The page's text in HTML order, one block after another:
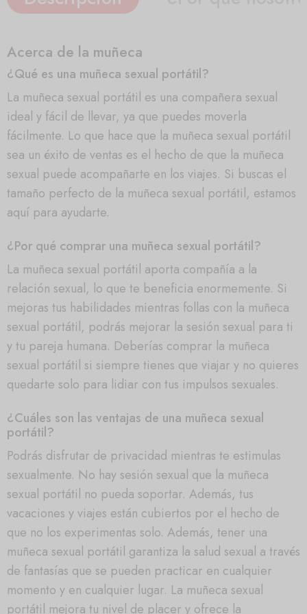
Acerca de la muñeca
¿Qué es una muñeca sexual portátil?
La muñeca sexual portátil es una compañera sexual
ideal y fácil de llevar, ya que puedes moverla
fácilmente. Lo que hace que la muñeca sexual portátil
sea un éxito de ventas es el hecho de que la muñeca
sexual puede acompañarte en los viajes. Si buscas el
tamaño perfecto de la muñeca sexual portátil, estamos
aquí para ayudarte.
¿Por qué comprar una muñeca sexual portátil?
La muñeca sexual portátil aporta compañía a la
relación sexual, lo que te beneficia enormemente. Si
mejoras tus habilidades mientras follas con la muñeca
sexual portátil, podrás mejorar la sesión sexual para ti
y tu pareja humana. Deberías comprar la muñeca
sexual portátil si siempre tienes que viajar y no quieres
quedarte solo para lidiar con tus impulsos sexuales.
¿Cuáles son las ventajas de una muñeca sexual
portátil?
Podrás disfrutar de privacidad mientras te estimulas
sexualmente. No hay sesión sexual que la muñeca
sexual portátil no pueda soportar. Además, tus
vacaciones y viajes están cubiertos por el hecho de
que no los experimentas solo. Además, tener una
muñeca sexual portátil garantiza la salud sexual a través
de fantasías que se pueden practicar en cualquier
momento y en cualquier lugar. La muñeca sexual
portátil mejora tu nivel de placer y ofrece la